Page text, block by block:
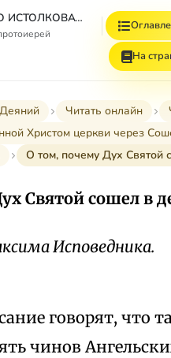
СБОРНИК СТАТЕЙ ПО ИСТОЛКОВАТЕЛЬНОМУ И НАЗИДАТЕЛЬНОМУ ЧТЕНИЮ ДЕЯНИЙ СВЯТЫХ АПОСТОЛОВ
На
Читать онлайн
Христом церкви через
О том, почему Дух Святой
Святой сошел в
Исповедника.
говорят, что
чинов